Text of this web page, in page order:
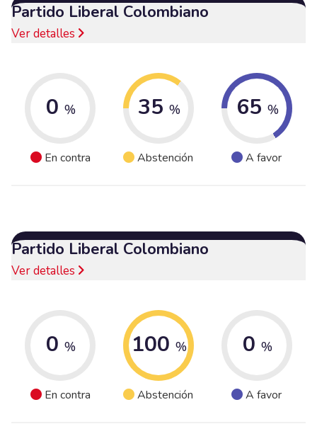
Partido Liberal Colombiano
Ver detalles
0 %
En contra
35 %
Abstención
65 %
A favor
Partido Liberal Colombiano
Ver detalles
0 %
En contra
100 %
Abstención
0 %
A favor